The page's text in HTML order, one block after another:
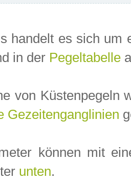
handelt es sich um
in der Pegeltabelle
von Küstenpegeln
Gezeitenganglinien
können mit
unten.